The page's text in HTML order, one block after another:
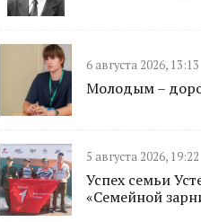
6 августа 2026, 13:13
Молодым –
5 августа 2026, 19:22
Успех семьи
«Семейной